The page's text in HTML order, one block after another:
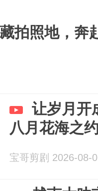
拍照地，奔
让岁月开
八月花海之
宝哥剪剧 2026-08-